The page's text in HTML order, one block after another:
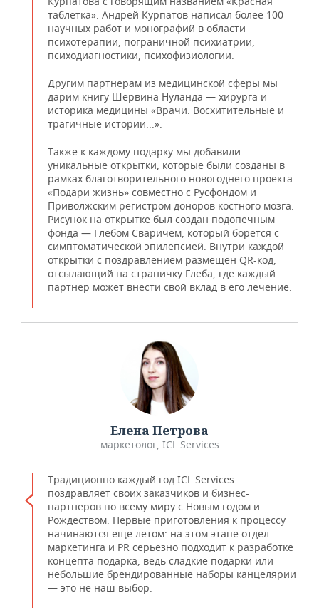
таблетка». Андрей Курпатов написал более 100
научных работ и монографий в области
психотерапии, пограничной психиатрии,
психодиагностики, психофизиологии.
Другим партнерам из медицинской сферы мы
дарим книгу Шервина Нуланда — хирурга и
историка медицины «Врачи. Восхитительные и
трагичные истории...».
Также к каждому подарку мы добавили
уникальные открытки, которые были созданы в
рамках благотворительного новогоднего проекта
«Подари жизнь» совместно с Русфондом и
Приволжским регистром доноров костного мозга.
Рисунок на открытке был создан подопечным
фонда — Глебом Сваричем, который борется с
симптоматической эпилепсией. Внутри каждой
открытки с поздравлением размещен QR-код,
отсылающий на страничку Глеба, где каждый
партнер может внести свой вклад в его лечение.
Елена Петрова
маркетолог, ICL Services
Традиционно каждый год ICL Services
поздравляет своих заказчиков и бизнес-
партнеров по всему миру с Новым годом и
Рождеством. Первые приготовления к процессу
начинаются еще летом: на этом этапе отдел
маркетинга и PR серьезно подходит к разработке
концепта подарка, ведь сладкие подарки или
небольшие брендированные наборы канцелярии
— это не наш выбор.